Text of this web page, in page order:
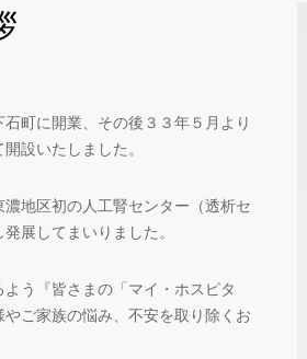
町に開業、その後３３年５月より
設いたしました。
地区初の人工腎センター（透析セ
展してまいりました。
う『皆さまの「マイ・ホスピタ
ご家族の悩み、不安を取り除くお